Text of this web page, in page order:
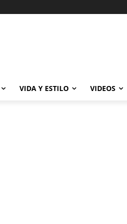
VIDA Y ESTILO VIDEOS